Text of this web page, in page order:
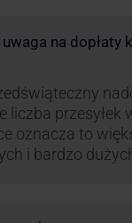
na dopłaty
liczba przesyłek
oznacza to
i bardzo